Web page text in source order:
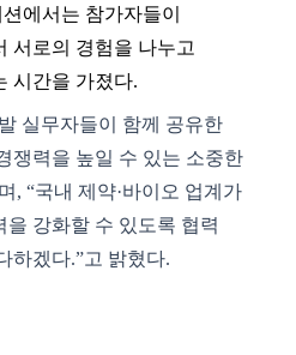
에서는 참가자들이
서로의 경험을 나누고
시간을 가졌다.
실무자들이 함께 공유한
쟁력을 높일 수 있는 소중한
며 , “국내 제약·바이오 업계가
강화할 수 있도록 협력
하겠다.”고 밝혔다.